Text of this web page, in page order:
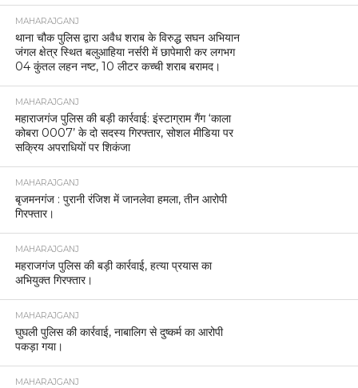
MAHARAJGANJ
थाना चौक पुलिस द्वारा अवैध शराब के विरुद्ध सघन अभियान
जंगल क्षेत्र स्थित बलुआहिया नर्सरी में छापेमारी कर लगभग
04 कुंतल लहन नष्ट, 10 लीटर कच्ची शराब बरामद।
MAHARAJGANJ
महाराजगंज पुलिस की बड़ी कार्रवाई: इंस्टाग्राम गैंग ‘काला
कोबरा 0007’ के दो सदस्य गिरफ्तार, सोशल मीडिया पर
सक्रिय अपराधियों पर शिकंजा
MAHARAJGANJ
बृजमनगंज : पुरानी रंजिश में जानलेवा हमला, तीन आरोपी
गिरफ्तार।
MAHARAJGANJ
महराजगंज पुलिस की बड़ी कार्रवाई, हत्या प्रयास का
अभियुक्त गिरफ्तार।
MAHARAJGANJ
घुघली पुलिस की कार्रवाई, नाबालिग से दुष्कर्म का आरोपी
पकड़ा गया।
MAHARAJGANJ